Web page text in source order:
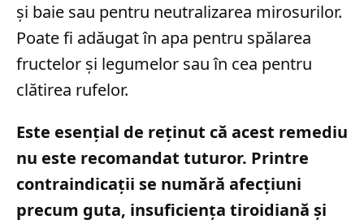
și baie sau pentru neutralizarea mirosurilor.
Poate fi adăugat în apa pentru spălarea
fructelor și legumelor sau în cea pentru
clătirea rufelor.
Este esențial de reținut că acest remediu
nu este recomandat tuturor. Printre
contraindicații se numără afecțiuni
precum guta, insuficiența tiroidiană și